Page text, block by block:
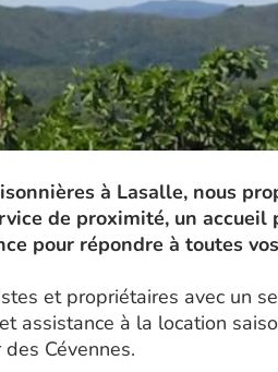
à Lasalle, nous
de proximité, un accueil
pour répondre à toutes
et propriétaires avec un
assistance à la location
Cévennes.